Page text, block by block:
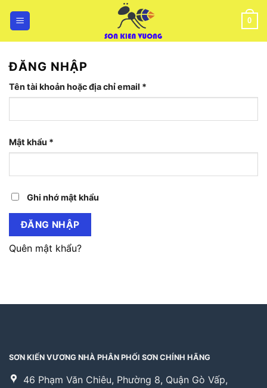
0
ĐĂNG NHẬP
Tên tài khoản hoặc địa chỉ email *
buộc
Mật khẩu *
buộc
Ghi nhớ mật khẩu
ĐĂNG NHẬP
Quên mật khẩu?
SƠN KIẾN VƯƠNG NHÀ PHÂN PHỐI SƠN CHÍNH HÃNG
46 Phạm Văn Chiêu, Phường 8, Quận Gò Vấp,